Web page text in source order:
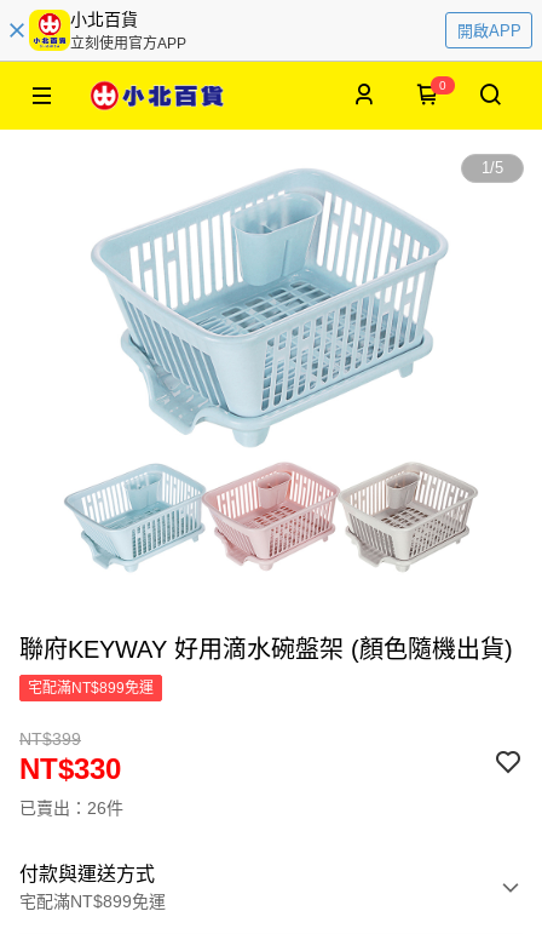
小北百貨
立刻使用官方APP
開啟APP
0
1/5
聯府KEYWAY 好用滴水碗盤架 (顏色隨機出貨)
宅配滿NT$899免運
NT$399
NT$330
已賣出：26件
付款與運送方式
宅配滿NT$899免運